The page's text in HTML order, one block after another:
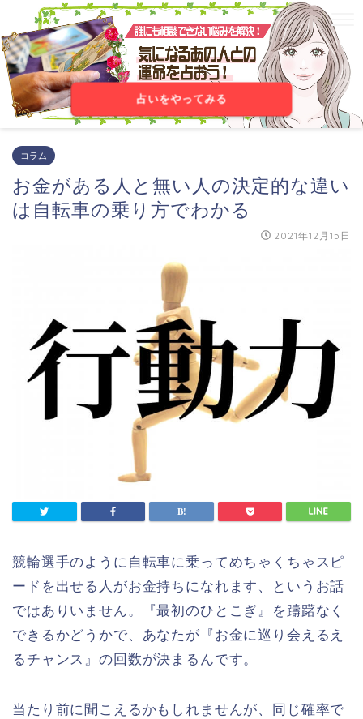
占いをやってみる
コラム
お金がある人と無い人の決定的な違い
は自転車の乗り方でわかる
2021年12月15日
競輪選手のように自転車に乗ってめちゃくちゃスピ
ードを出せる人がお金持ちになれます、というお話
ではありいません。『最初のひとこぎ』を躊躇なく
できるかどうかで、あなたが『お金に巡り会えるえ
るチャンス』の回数が決まるんです。
当たり前に聞こえるかもしれませんが、同じ確率で